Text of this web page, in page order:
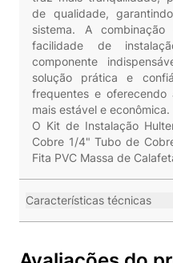
de qualidade,
sistema. A
facilidade de
componente
solução prática e
frequentes e oferecendo
mais estável e econômica.
O Kit de Instalação
Cobre 1/4" Tubo de
Fita PVC Massa de
Características técnicas